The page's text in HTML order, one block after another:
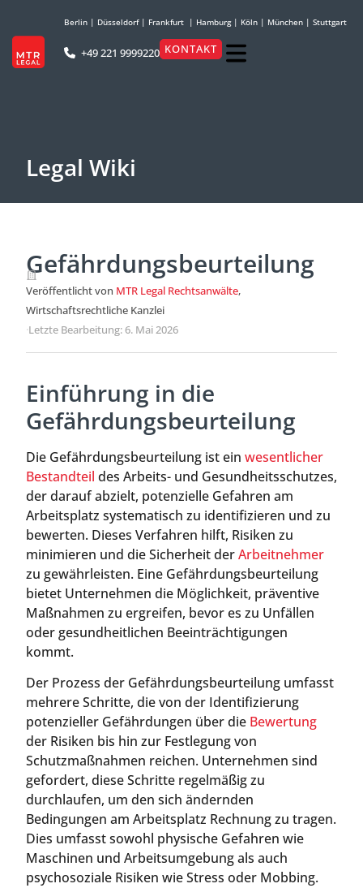
Berlin | Düsseldorf| Frankfurt | Hamburg| Köln | München | Stuttgart
+49 221 9999220 KONTAKT
Legal Wiki
Gefährdungsbeurteilung
Veröffentlicht von MTR Legal Rechtsanwälte,
Wirtschaftsrechtliche Kanzlei
·Letzte Bearbeitung: 6. Mai 2026
Einführung in die
Gefährdungsbeurteilung
Die Gefährdungsbeurteilung ist ein wesentlicher
Bestandteil des Arbeits- und Gesundheitsschutzes,
der darauf abzielt, potenzielle Gefahren am
Arbeitsplatz systematisch zu identifizieren und zu
bewerten. Dieses Verfahren hilft, Risiken zu
minimieren und die Sicherheit derArbeitnehmer
zu gewährleisten. Eine Gefährdungsbeurteilung
bietet Unternehmen die Möglichkeit, präventive
Maßnahmen zu ergreifen, bevor es zu Unfällen
oder gesundheitlichen Beeinträchtigungen
kommt.
Der Prozess der Gefährdungsbeurteilung umfasst
mehrere Schritte, die von der Identifizierung
potenzieller Gefährdungen über die Bewertung
der Risiken bis hin zur Festlegung von
Schutzmaßnahmen reichen. Unternehmen sind
gefordert, diese Schritte regelmäßig zu
durchlaufen, um den sich ändernden
Bedingungen am Arbeitsplatz Rechnung zu tragen.
Dies umfasst sowohl physische Gefahren wie
Maschinen und Arbeitsumgebung als auch
psychosoziale Risiken wie Stress oder Mobbing.